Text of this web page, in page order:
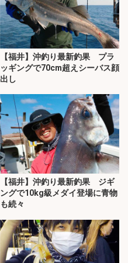
【福井】沖釣り最新釣果 プラ
ッギングで70cm超えシーバス顔
出し
【福井】沖釣り最新釣果 ジギ
ングで10kg級メダイ登場に青物
も続々